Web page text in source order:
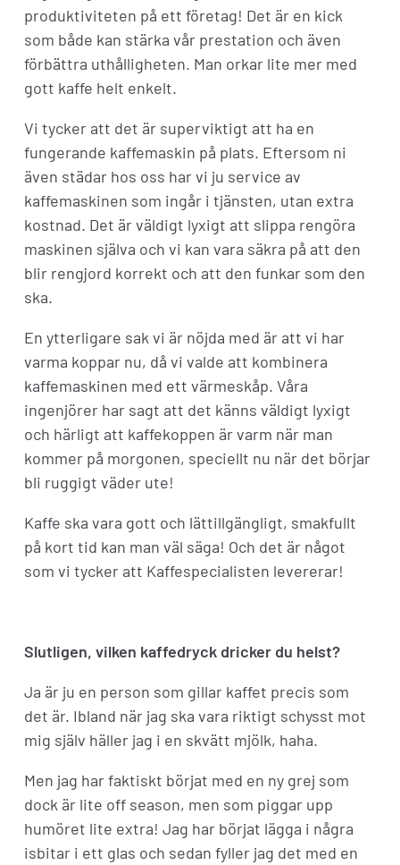
produktiviteten på ett företag! Det är en kick
som både kan stärka vår prestation och även
förbättra uthålligheten. Man orkar lite mer med
gott kaffe helt enkelt.
Vi tycker att det är superviktigt att ha en
fungerande kaffemaskin på plats. Eftersom ni
även städar hos oss har vi ju service av
kaffemaskinen som ingår i tjänsten, utan extra
kostnad. Det är väldigt lyxigt att slippa rengöra
maskinen själva och vi kan vara säkra på att den
blir rengjord korrekt och att den funkar som den
ska.
En ytterligare sak vi är nöjda med är att vi har
varma koppar nu, då vi valde att kombinera
kaffemaskinen med ett värmeskåp. Våra
ingenjörer har sagt att det känns väldigt lyxigt
och härligt att kaffekoppen är varm när man
kommer på morgonen, speciellt nu när det börjar
bli ruggigt väder ute!
Kaffe ska vara gott och lättillgängligt, smakfullt
på kort tid kan man väl säga! Och det är något
som vi tycker att Kaffespecialisten levererar!
Slutligen, vilken kaffedryck dricker du helst?
Ja är ju en person som gillar kaffet precis som
det är. Ibland när jag ska vara riktigt schysst mot
mig själv häller jag i en skvätt mjölk, haha.
Men jag har faktiskt börjat med en ny grej som
dock är lite off season, men som piggar upp
humöret lite extra! Jag har börjat lägga i några
isbitar i ett glas och sedan fyller jag det med en